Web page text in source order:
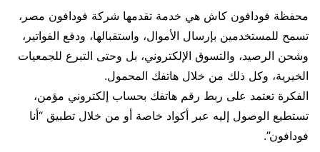
محفظة فودافون كاش هي خدمة تقدمها شركة فودافون مصر،
تسمح للمستخدمين بإرسال الأموال، واستقبالها، ودفع الفواتير،
وشحن الرصيد، والتسوق الإلكتروني، بل وحتى التبرع للجمعيات
الخيرية، وكل ذلك من خلال هاتفك المحمول.
الفكرة تعتمد على ربط رقم هاتفك بحساب إلكتروني مؤمن،
تستطيع الوصول إليه عبر أكواد خاصة أو من خلال تطبيق “أنا
فودافون”.